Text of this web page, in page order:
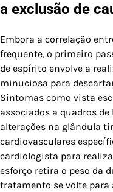
a exclusão de
Embora a correlação
frequente, o primeiro
de espírito envolve a
minuciosa para
Sintomas como vista
associados a quadros
alterações na glândula
cardiovasculares
cardiologista para
esforço retira o peso da
tratamento se volte para